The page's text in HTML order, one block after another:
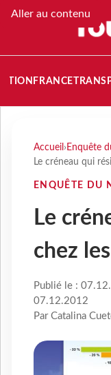
Aller au contenu
FRANCE
Accueil › Enquête
Le créneau qui
ENQUÊTE DU
Le
chez
Publié le :
07.12.2012
Par Catalina